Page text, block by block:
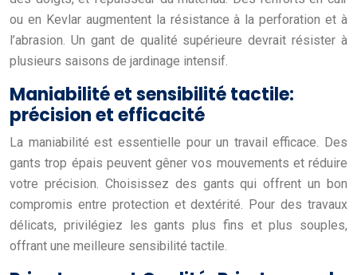
ou en Kevlar augmentent la résistance à la perforation et à
l’abrasion. Un gant de qualité supérieure devrait résister à
plusieurs saisons de jardinage intensif.
Maniabilité et sensibilité tactile:
précision et efficacité
La maniabilité est essentielle pour un travail efficace. Des
gants trop épais peuvent gêner vos mouvements et réduire
votre précision. Choisissez des gants qui offrent un bon
compromis entre protection et dextérité. Pour des travaux
délicats, privilégiez les gants plus fins et plus souples,
offrant une meilleure sensibilité tactile.